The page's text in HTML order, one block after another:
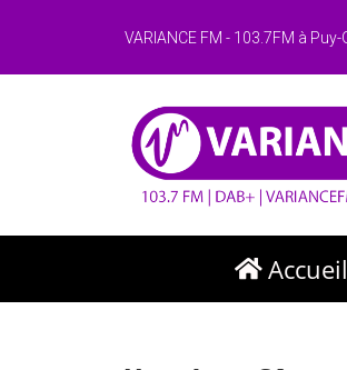
VARIANCE FM - 103.7FM à
Accueil